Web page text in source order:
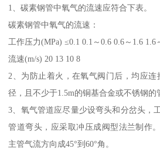
1、碳素钢管中氧气的流速应符合下表。
碳素钢管中氧气的流速：
工作压力(MPa) ≤0.1 0.1～0.6 0.6～1.6 1.6
流速(m/s) 20 13 10 8
2、为防止着火，在氧气阀门后，均应
径，且不少于1.5m的铜基合金或不锈钢的
3、氧气管道应尽量少设弯头和分岔头，
管道弯头，应采取冲压成阀型法兰制作
主管气流方向成45°到60°角。